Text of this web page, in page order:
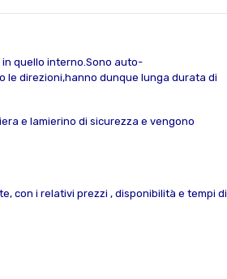
quello interno.Sono auto-
le direzioni,hanno dunque lunga durata di
e lamierino di sicurezza e vengono
con i relativi prezzi , disponibilità e tempi di